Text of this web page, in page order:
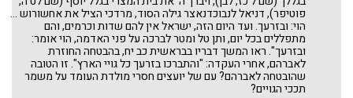
פוטיפר), דניאל לנבוכדנאצר גילה הסוד, מרדכי הציל את אחשורוש ...
הוי: ובזרעך. ועד היום הזה, ישראל אין להם שדות וכרמים, והם
מתפללים בכל יום, ותן טל ומטר לברכה על פני האדמה, הוי אומר:
ובזרעך". ראו המשך דבריו בבראשית כב יח, בהבטחה החוזרת
לאברהם, אחרי העקדה: "והתברכו בזרעך כל גויי הארץ". זו הטובה
שהובטחה לאברהם? עם של יועצים חסרי מולדת העומד על משמר
תככי הגויים?